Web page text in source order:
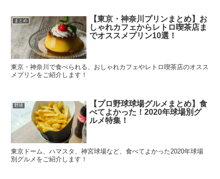
まとめ
【東京・神奈川プリンまとめ】お
しゃれカフェからレトロ喫茶店ま
でオススメプリン10選！
東京・神奈川で食べられる、おしゃれカフェやレトロ喫茶店のオスス
メプリンをご紹介します！
野球
【プロ野球球場グルメまとめ】食
べてよかった！2020年球場別グ
ルメ特集！
東京ドーム、ハマスタ、神宮球場など、食べてよかった2020年球場
別グルメをご紹介します！